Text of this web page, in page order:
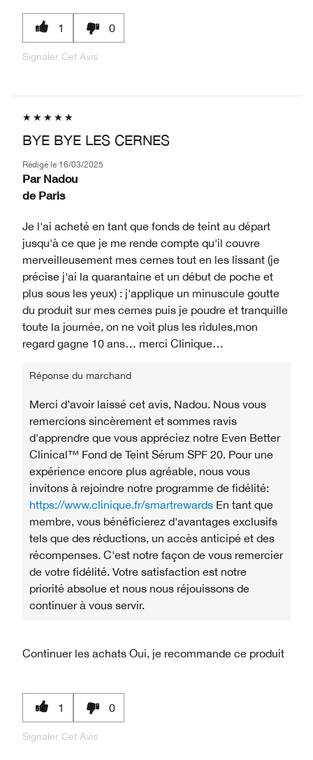
1 0
Signaler Cet Avis
BYE BYE LES CERNES
Rédigé le 16/03/2025
Par Nadou
de Paris
Je l'ai acheté en tant que fonds de teint au départ
jusqu'à ce que je me rende compte qu'il couvre
merveilleusement mes cernes tout en les lissant (je
précise j'ai la quarantaine et un début de poche et
plus sous les yeux) : j'applique un minuscule goutte
du produit sur mes cernes puis je poudre et tranquille
toute la journée, on ne voit plus les ridules,mon
regard gagne 10 ans… merci Clinique…
Réponse du marchand
Merci d’avoir laissé cet avis, Nadou. Nous vous
remercions sincèrement et sommes ravis
d'apprendre que vous appréciez notre Even Better
Clinical™ Fond de Teint Sérum SPF 20. Pour une
expérience encore plus agréable, nous vous
invitons à rejoindre notre programme de fidélité:
https://www.clinique.fr/smartrewards En tant que
membre, vous bénéficierez d'avantages exclusifs
tels que des réductions, un accès anticipé et des
récompenses. C'est notre façon de vous remercier
de votre fidélité. Votre satisfaction est notre
priorité absolue et nous nous réjouissons de
continuer à vous servir.
Continuer les achats Oui, je recommande ce produit
1 0
Signaler Cet Avis